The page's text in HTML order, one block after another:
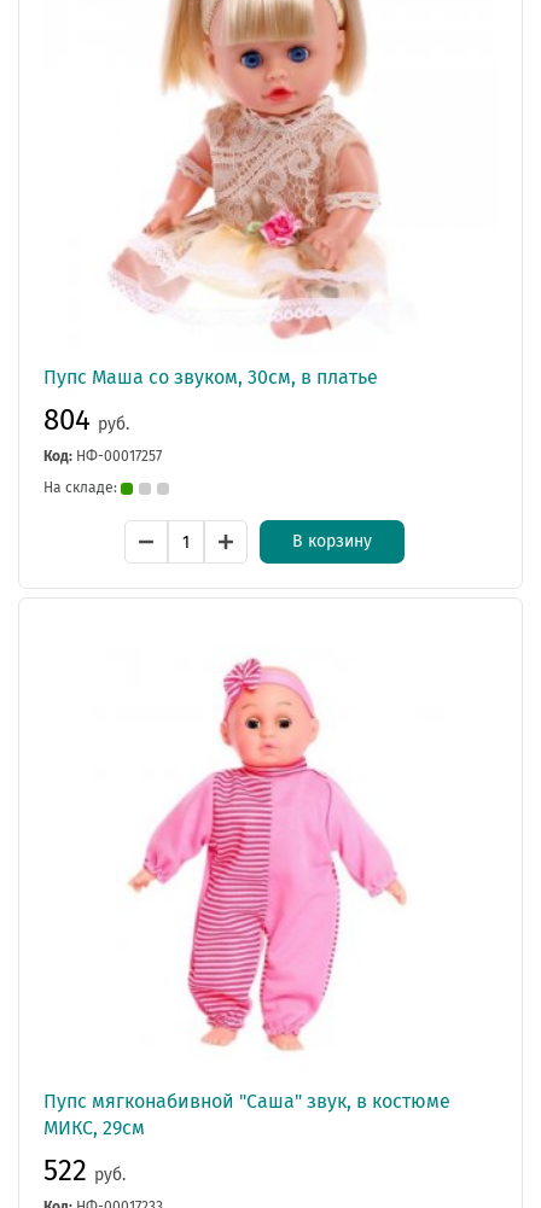
Пупс Маша со звуком, 30см, в платье
804 руб.
Код: НФ-00017257
На складе:
В корзину
Пупс мягконабивной "Саша" звук, в костюме
МИКС, 29см
522 руб.